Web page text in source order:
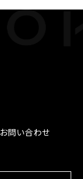
お問い合わせ